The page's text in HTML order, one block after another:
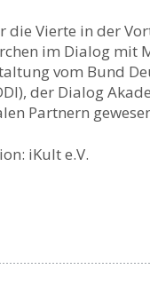
die Vierte in der
im Dialog mit
vom Bund
der Dialog
Partnern
iKult e.V.